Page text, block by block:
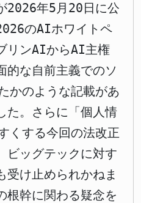
2026年5月20日に公
のAIホワイトペ
リンAIからAI主権
的な自前主義でのソ
かのような記載があ
た。さらに「個人情
くする今回の法改正
ビッグテックに対す
受け止められかねま
根幹に関わる疑念を